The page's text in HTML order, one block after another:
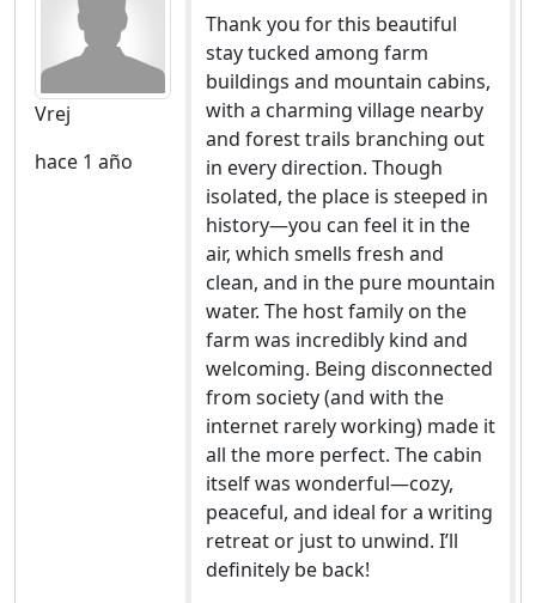
Vrej
hace 1 año
Thank you for this beautiful
stay tucked among farm
buildings and mountain cabins,
with a charming village nearby
and forest trails branching out
in every direction. Though
isolated, the place is steeped in
history—you can feel it in the
air, which smells fresh and
clean, and in the pure mountain
water. The host family on the
farm was incredibly kind and
welcoming. Being disconnected
from society (and with the
internet rarely working) made it
all the more perfect. The cabin
itself was wonderful—cozy,
peaceful, and ideal for a writing
retreat or just to unwind. I’ll
definitely be back!